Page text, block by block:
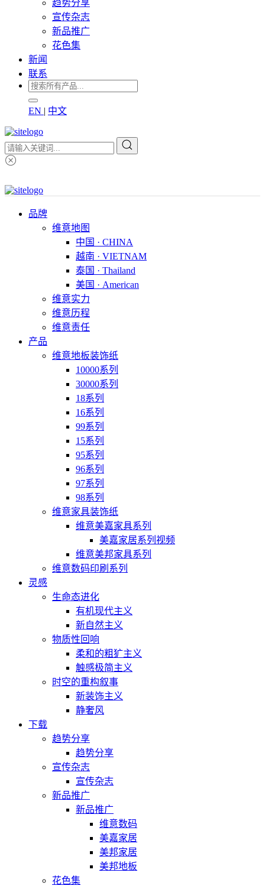
趋势分享
宣传杂志
新品推广
花色集
新闻
联系
EN | 中文
品牌
维意地图
中国 · CHINA
越南 · VIETNAM
泰国 · Thailand
美国 · American
维意实力
维意历程
维意责任
产品
维意地板装饰纸
10000系列
30000系列
18系列
16系列
99系列
15系列
95系列
96系列
97系列
98系列
维意家具装饰纸
维意美嘉家具系列
美嘉家居系列视频
维意美邦家具系列
维意数码印刷系列
灵感
生命态进化
有机现代主义
新自然主义
物质性回响
柔和的粗犷主义
触感极简主义
时空的重构叙事
新装饰主义
静奢风
下载
趋势分享
趋势分享
宣传杂志
宣传杂志
新品推广
新品推广
维意数码
美嘉家居
美邦家居
美邦地板
花色集